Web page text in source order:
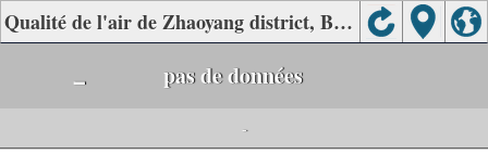
Qualité de l'air de Zhaoyang district, Bazhong.
- pas de données
-